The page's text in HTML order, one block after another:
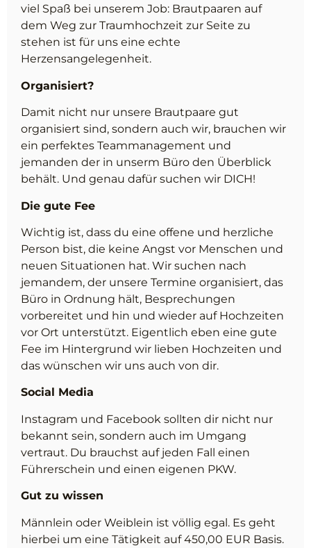
viel Spaß bei unserem Job: Brautpaaren auf
dem Weg zur Traumhochzeit zur Seite zu
stehen ist für uns eine echte
Herzensangelegenheit.
Organisiert?
Damit nicht nur unsere Brautpaare gut
organisiert sind, sondern auch wir, brauchen wir
ein perfektes Teammanagement und
jemanden der in unserm Büro den Überblick
behält. Und genau dafür suchen wir DICH!
Die gute Fee
Wichtig ist, dass du eine offene und herzliche
Person bist, die keine Angst vor Menschen und
neuen Situationen hat. Wir suchen nach
jemandem, der unsere Termine organisiert, das
Büro in Ordnung hält, Besprechungen
vorbereitet und hin und wieder auf Hochzeiten
vor Ort unterstützt. Eigentlich eben eine gute
Fee im Hintergrund wir lieben Hochzeiten und
das wünschen wir uns auch von dir.
Social Media
Instagram und Facebook sollten dir nicht nur
bekannt sein, sondern auch im Umgang
vertraut. Du brauchst auf jeden Fall einen
Führerschein und einen eigenen PKW.
Gut zu wissen
Männlein oder Weiblein ist völlig egal. Es geht
hierbei um eine Tätigkeit auf 450,00 EUR Basis.